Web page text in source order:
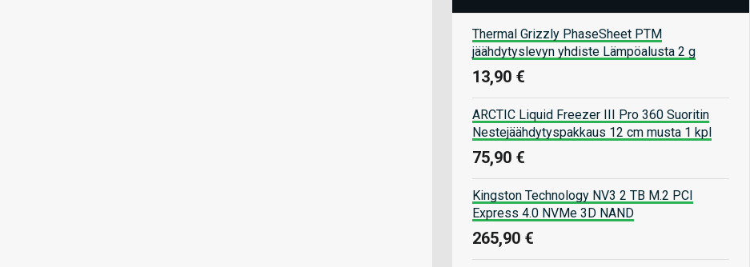
Thermal Grizzly PhaseSheet PTM
jäähdytyslevyn yhdiste Lämpöalusta 2 g
13,90 €
ARCTIC Liquid Freezer III Pro 360 Suoritin
Nestejäähdytyspakkaus 12 cm musta 1 kpl
75,90 €
Kingston Technology NV3 2 TB M.2 PCI
Express 4.0 NVMe 3D NAND
265,90 €